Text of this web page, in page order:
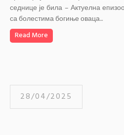
седнице је била – Актуелна
са болестима богиње оваца...
Read More
28/04/2025